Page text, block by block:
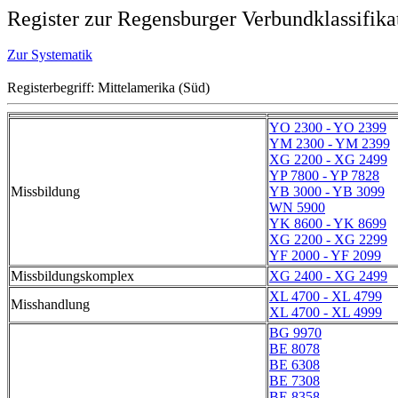
Register zur Regensburger
Zur Systematik
Registerbegriff: Mittelamerika (Süd)
Missbildung
YO 2300 - YO 2399
YM 2300 - YM 2399
XG 2200 - XG 2499
YP 7800 - YP 7828
YB 3000 - YB 3099
WN 5900
YK 8600 - YK 8699
XG 2200 - XG 2299
YF 2000 - YF 2099
Missbildungskomplex
XG 2400 - XG 2499
Misshandlung
XL 4700 - XL 4799
XL 4700 - XL 4999
BG 9970
BE 8078
BE 6308
BE 7308